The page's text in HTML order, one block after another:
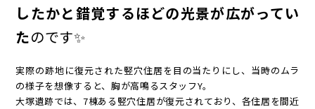
したかと錯覚するほどの光景が広がってい
たのです✨
実際の跡地に復元された竪穴住居を目の当たりにし、当時のムラ
の様子を想像すると、胸が高鳴るスタッフY。
大塚遺跡では、7棟ある竪穴住居が復元されており、各住居を間近